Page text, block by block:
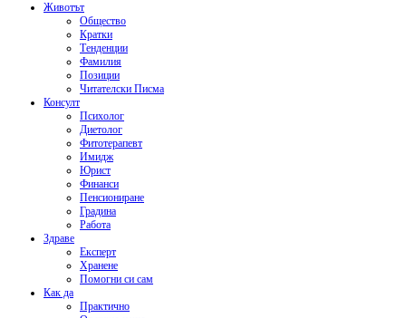
Животът
Общество
Кратки
Тенденции
Фамилия
Позиции
Читателски Писма
Консулт
Психолог
Диетолог
Фитотерапевт
Имидж
Юрист
Финанси
Пенсиониране
Градина
Работа
Здраве
Експерт
Хранене
Помогни си сам
Как да
Практично